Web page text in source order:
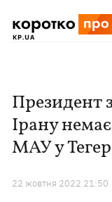
Президент
Ірану
МАУ у
22 жовтня 2022 21:50